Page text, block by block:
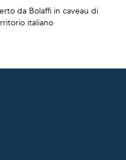
da Bolaffi in caveau di
italiano